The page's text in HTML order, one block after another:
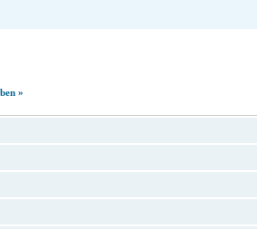
»